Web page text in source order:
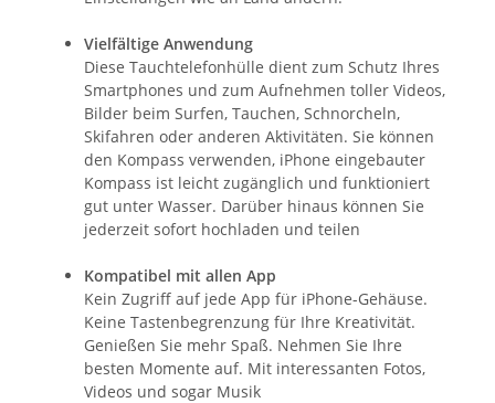
Vielfältige Anwendung
Diese Tauchtelefonhülle dient zum Schutz Ihres
Smartphones und zum Aufnehmen toller Videos,
Bilder beim Surfen, Tauchen, Schnorcheln,
Skifahren oder anderen Aktivitäten. Sie können
den Kompass verwenden, iPhone eingebauter
Kompass ist leicht zugänglich und funktioniert
gut unter Wasser. Darüber hinaus können Sie
jederzeit sofort hochladen und teilen
Kompatibel mit allen App
Kein Zugriff auf jede App für iPhone-Gehäuse.
Keine Tastenbegrenzung für Ihre Kreativität.
Genießen Sie mehr Spaß. Nehmen Sie Ihre
besten Momente auf. Mit interessanten Fotos,
Videos und sogar Musik